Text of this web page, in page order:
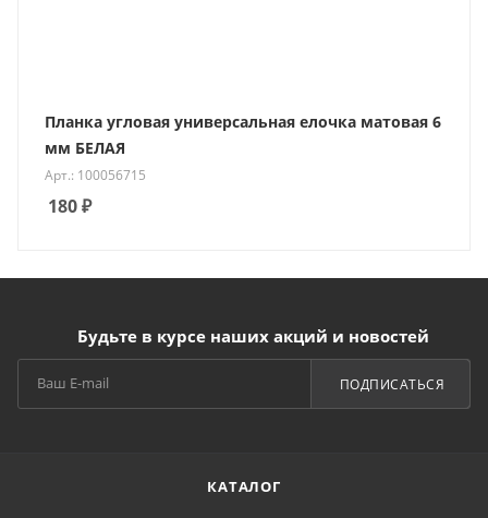
Планка угловая универсальная елочка матовая 6
мм БЕЛАЯ
Арт.: 100056715
180₽
Будьте в курсе наших акций и новостей
ПОДПИСАТЬСЯ
КАТАЛОГ